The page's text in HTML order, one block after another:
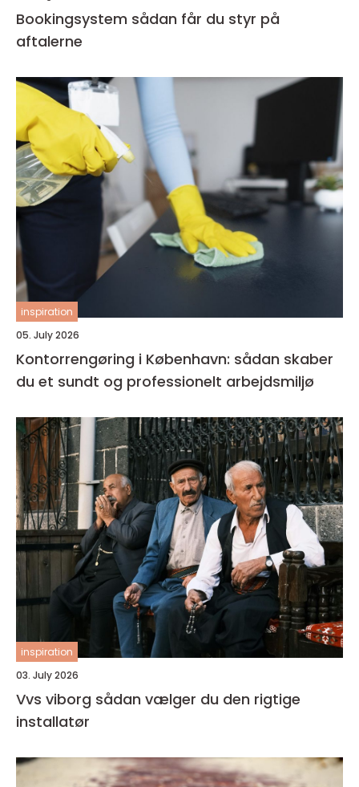
Bookingsystem sådan får du styr på
aftalerne
inspiration
05. July 2026
Kontorrengøring i København: sådan skaber
du et sundt og professionelt arbejdsmiljø
inspiration
03. July 2026
Vvs viborg sådan vælger du den rigtige
installatør